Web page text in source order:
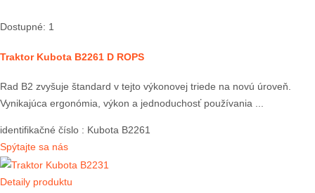
Dostupné: 1
Traktor Kubota B2261 D ROPS
Rad B2 zvyšuje štandard v tejto výkonovej triede na novú úroveň.
Vynikajúca ergonómia, výkon a jednoduchosť používania ...
identifikačné číslo : Kubota B2261
Spýtajte sa nás
Detaily produktu